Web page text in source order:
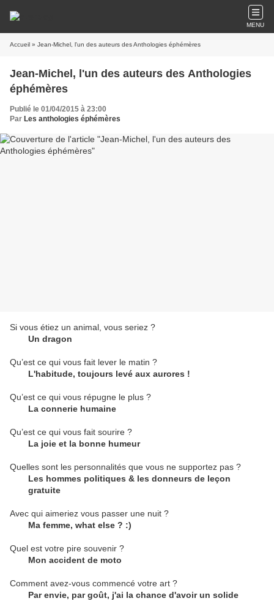
MENU
Accueil » Jean-Michel, l'un des auteurs des Anthologies éphémères
Jean-Michel, l'un des auteurs des Anthologies
éphémères
Publié le 01/04/2015 à 23:00
Par Les anthologies éphémères
Si vous étiez un animal, vous seriez ?
Un dragon
Qu’est ce qui vous fait lever le matin ?
L'habitude, toujours levé aux aurores !
Qu’est ce qui vous répugne le plus ?
La connerie humaine
Qu’est ce qui vous fait sourire ?
La joie et la bonne humeur
Quelles sont les personnalités que vous ne supportez pas ?
Les hommes politiques & les donneurs de leçon
gratuite
Avec qui aimeriez vous passer une nuit ?
Ma femme, what else ? :)
Quel est votre pire souvenir ?
Mon accident de moto
Comment avez-vous commencé votre art ?
Par envie, par goût, j'ai la chance d'avoir un solide